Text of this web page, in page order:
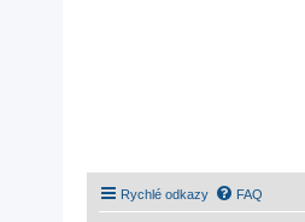
Rychlé odkazy FAQ